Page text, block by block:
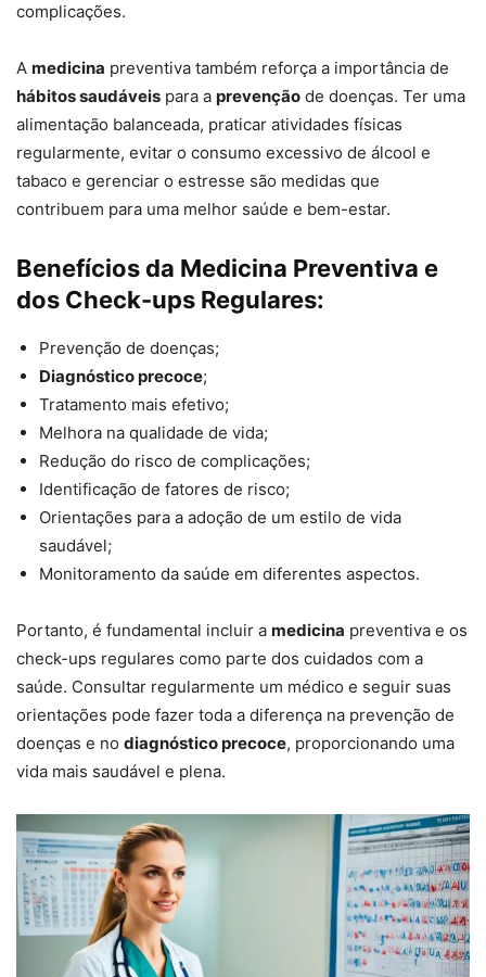
complicações.
A medicina preventiva também reforça a importância de
hábitos saudáveis para a prevenção de doenças. Ter uma
alimentação balanceada, praticar atividades físicas
regularmente, evitar o consumo excessivo de álcool e
tabaco e gerenciar o estresse são medidas que
contribuem para uma melhor saúde e bem-estar.
Benefícios da Medicina Preventiva e
dos Check-ups Regulares:
Prevenção de doenças;
Diagnóstico precoce;
Tratamento mais efetivo;
Melhora na qualidade de vida;
Redução do risco de complicações;
Identificação de fatores de risco;
Orientações para a adoção de um estilo de vida
saudável;
Monitoramento da saúde em diferentes aspectos.
Portanto, é fundamental incluir a medicina preventiva e os
check-ups regulares como parte dos cuidados com a
saúde. Consultar regularmente um médico e seguir suas
orientações pode fazer toda a diferença na prevenção de
doenças e no diagnóstico precoce, proporcionando uma
vida mais saudável e plena.